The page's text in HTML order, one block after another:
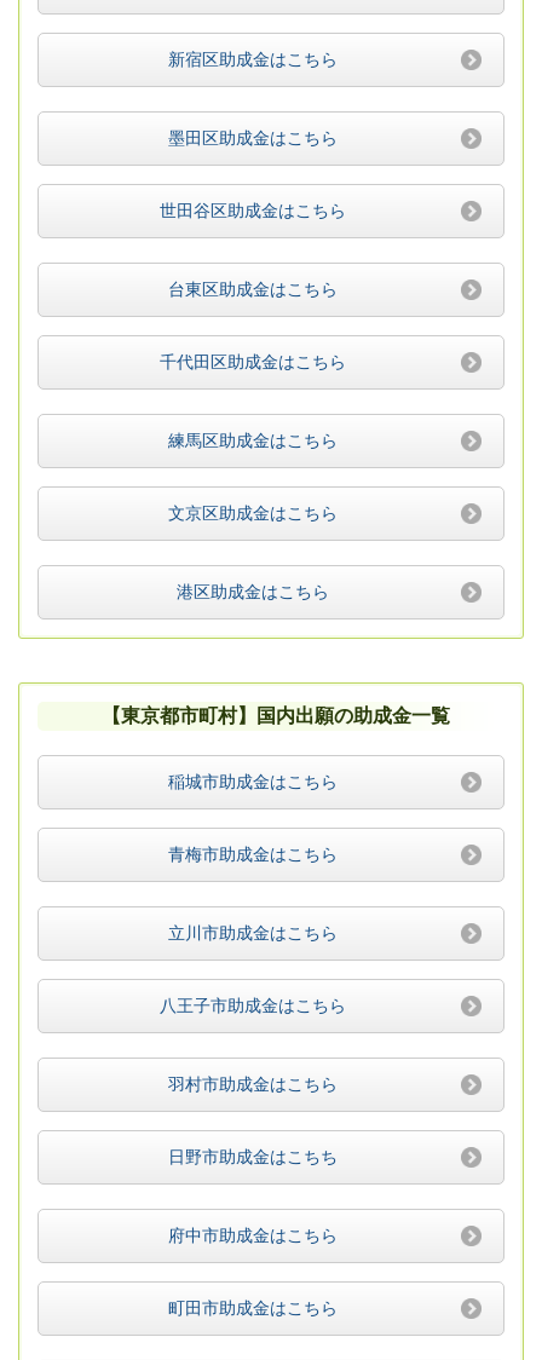
新宿区助成金はこちら
墨田区助成金はこちら
世田谷区助成金はこちら
台東区助成金はこちら
千代田区助成金はこちら
練馬区助成金はこちら
文京区助成金はこちら
港区助成金はこちら
【東京都市町村】国内出願の助成金一覧
稲城市助成金はこちら
青梅市助成金はこちら
立川市助成金はこちら
八王子市助成金はこちら
羽村市助成金はこちら
日野市助成金はこちち
府中市助成金はこちら
町田市助成金はこちら